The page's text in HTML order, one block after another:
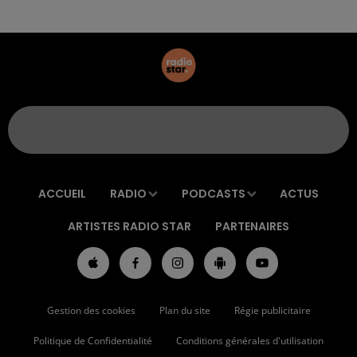
ACCUEIL RADIO PODCASTS ACTUS
ARTISTES RADIO STAR PARTENAIRES
Gestion des cookies Plan du site Régie publicitaire
Politique de Confidentialité Conditions générales d'utilisation